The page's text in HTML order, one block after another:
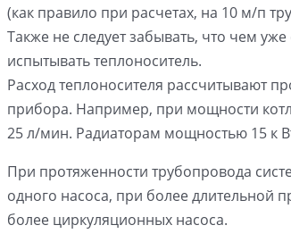
(как правило при расчетах, на 10 м/п
Также не следует забывать, что чем
испытывать теплоноситель.
Расход теплоносителя рассчитывают
прибора. Например, при мощности
25 л/мин. Радиаторам мощностью 15 к
При протяженности трубопровода
одного насоса, при более длительной
более циркуляционных насоса.